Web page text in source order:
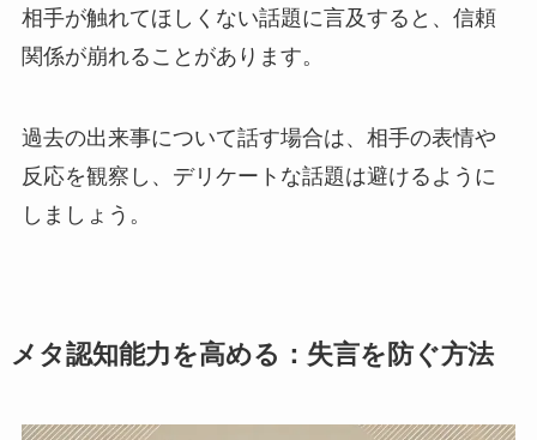
相手が触れてほしくない話題に言及すると、信頼
関係が崩れることがあります。
過去の出来事について話す場合は、相手の表情や
反応を観察し、デリケートな話題は避けるように
しましょう。
メタ認知能力を高める：失言を防ぐ方法